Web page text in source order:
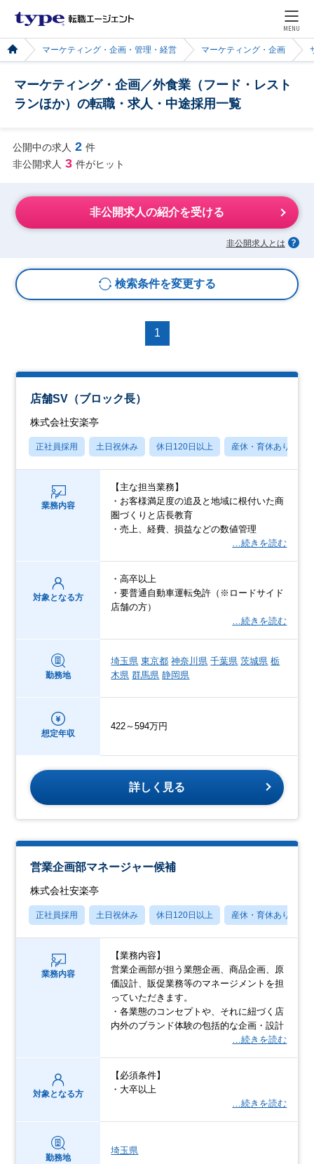
MENU
マーケティング・企画・管理・経営 マーケティング・企画
マーケティング・企画／外食業（フード・レスト
ランほか）の転職・求人・中途採用一覧
公開中の求人 2 件
非公開求人 3 件がヒット
非公開求人の紹介を受ける
非公開求人とは
検索条件を変更する
1
店舗SV（ブロック長）
株式会社安楽亭
正社員採用 土日祝休み 休日120日以上 産休・育休あり
業務内容
【主な担当業務】
・お客様満足度の追及と地域に根付いた商
圏づくりと店長教育
・売上、経費、損益などの数値管理
…続きを読む
対象となる方
・高卒以上
・要普通自動車運転免許（※ロードサイド
店舗の方）
…続きを読む
勤務地
埼玉県 東京都 神奈川県 千葉県 茨城県 栃
木県 群馬県 静岡県
想定年収
422～594万円
詳しく見る
営業企画部マネージャー候補
株式会社安楽亭
正社員採用 土日祝休み 休日120日以上 産休・育休あり
業務内容
【業務内容】
営業企画部が担う業態企画、商品企画、原
価設計、販促業務等のマネージメントを担
っていただきます。
・各業態のコンセプトや、それに紐づく店
内外のブランド体験の包括的な企画・設計
…続きを読む
対象となる方
【必須条件】
・大卒以上
…続きを読む
勤務地
埼玉県